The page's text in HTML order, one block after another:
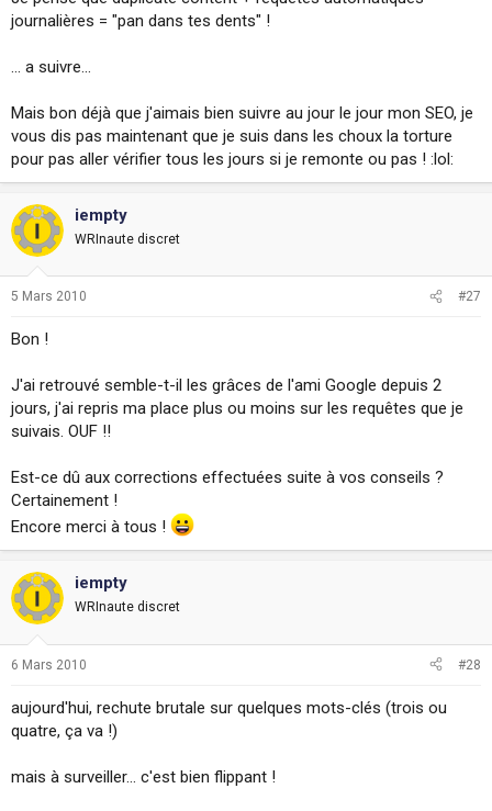
journalières = "pan dans tes dents" !
... a suivre...
Mais bon déjà que j'aimais bien suivre au jour le jour mon SEO, je
vous dis pas maintenant que je suis dans les choux la torture
pour pas aller vérifier tous les jours si je remonte ou pas ! :lol:
iempty
WRInaute discret
5 Mars 2010 #27
Bon !
J'ai retrouvé semble-t-il les grâces de l'ami Google depuis 2
jours, j'ai repris ma place plus ou moins sur les requêtes que je
suivais. OUF !!
Est-ce dû aux corrections effectuées suite à vos conseils ?
Certainement !
Encore merci à tous !
iempty
WRInaute discret
6 Mars 2010 #28
aujourd'hui, rechute brutale sur quelques mots-clés (trois ou
quatre, ça va !)
mais à surveiller... c'est bien flippant !